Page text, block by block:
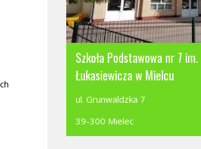
Szkoła Podstawowa nr 7
Łukasiewicza w Mielcu
ul. Grunwaldzka 7
39-300 Mielec